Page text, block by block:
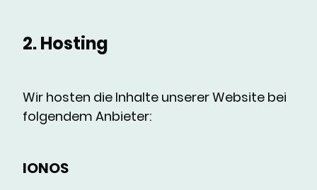
2. Hosting
Wir hosten die Inhalte unserer Website bei
folgendem Anbieter:
IONOS